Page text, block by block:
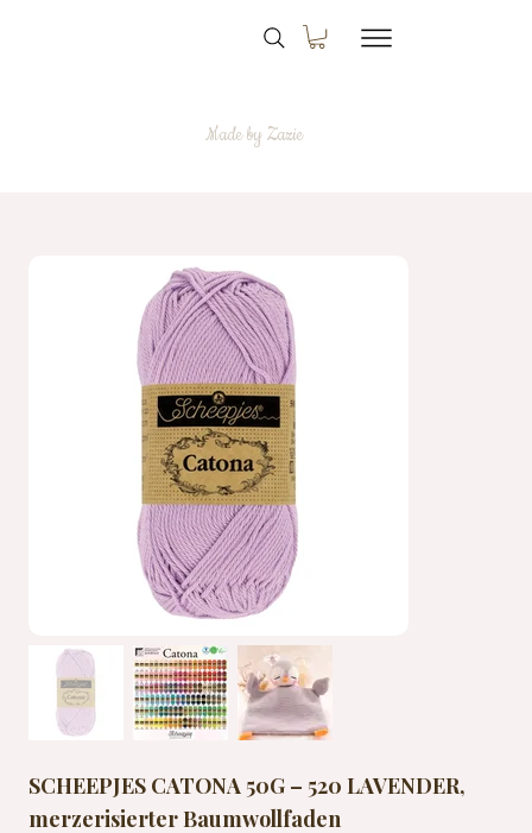
Made by Zazie
SCHEEPJES CATONA 50G – 520 LAVENDER,
merzerisierter Baumwollfaden